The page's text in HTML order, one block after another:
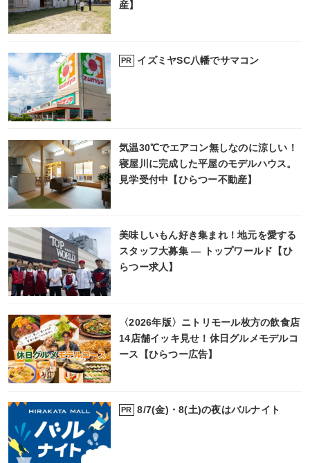
産】
PR イズミヤSC八幡でサマコン
気温30℃でエアコン無しなのに涼しい！
寝屋川に完成した平屋のモデルハウス。
見学受付中【ひらつー不動産】
美味しいもん好き集まれ！地元を愛する
スタッフ大募集 ― トップワールド【ひ
らつー求人】
〈2026年版〉ニトリモール枚方の飲食店
14店舗イッキ見せ！休日グルメモデルコ
ース【ひらつー広告】
PR 8/7(金)・8(土)の夜はバルナイト